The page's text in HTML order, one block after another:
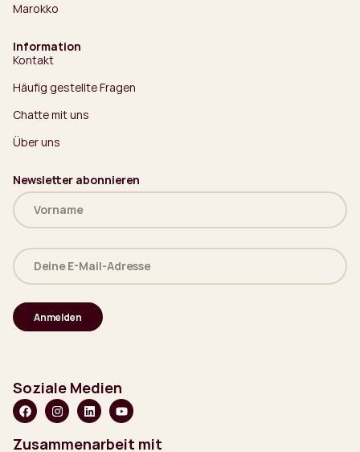
Marokko
Information
Kontakt
Häufig gestellte Fragen
Chatte mit uns
Über uns
Newsletter abonnieren
Name
(erforderlich)
Deine
E-
Mail-
(erforderlich)
Soziale Medien
Zusammenarbeit mit